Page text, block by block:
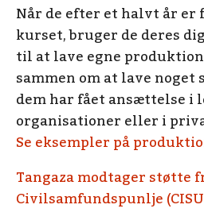
Når de efter et halvt år er
kurset, bruger de deres
til at lave egne
sammen om at lave
dem har fået ansættelse i
organisationer eller i
Se eksempler på
Tangaza modtager støtte
Civilsamfundspunlje